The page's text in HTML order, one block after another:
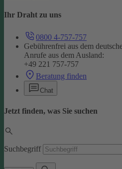
Ihr Draht zu uns
0800 4-757-757
Gebührenfrei aus dem
Anrufe aus dem Ausland:
+49 221 757-757
Beratung finden
Chat
Jetzt finden, was Sie suchen
Suchbegriff